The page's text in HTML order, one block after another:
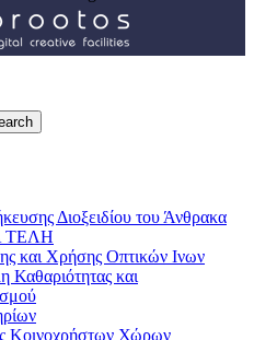
Διοξειδίου του Άνθρακα
ΤΕΛΗ
και Χρήσης Οπτικών Ινων
Καθαριότητας και
Κοινοχρήστων Χώρων